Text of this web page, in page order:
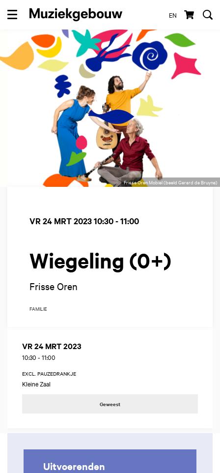
EN
Menu
Frisse Oren Mobiel (beeld Gerard de Bruyne)
Wiegeling (0+)
Frisse Oren
VR 24 MRT 202310:30 - 11:00
FAMILIE
VR 24 MRT 2023
10:30 - 11:00
EXCL. PAUZEDRANKJE
Kleine Zaal
Geweest
Uitvoerenden